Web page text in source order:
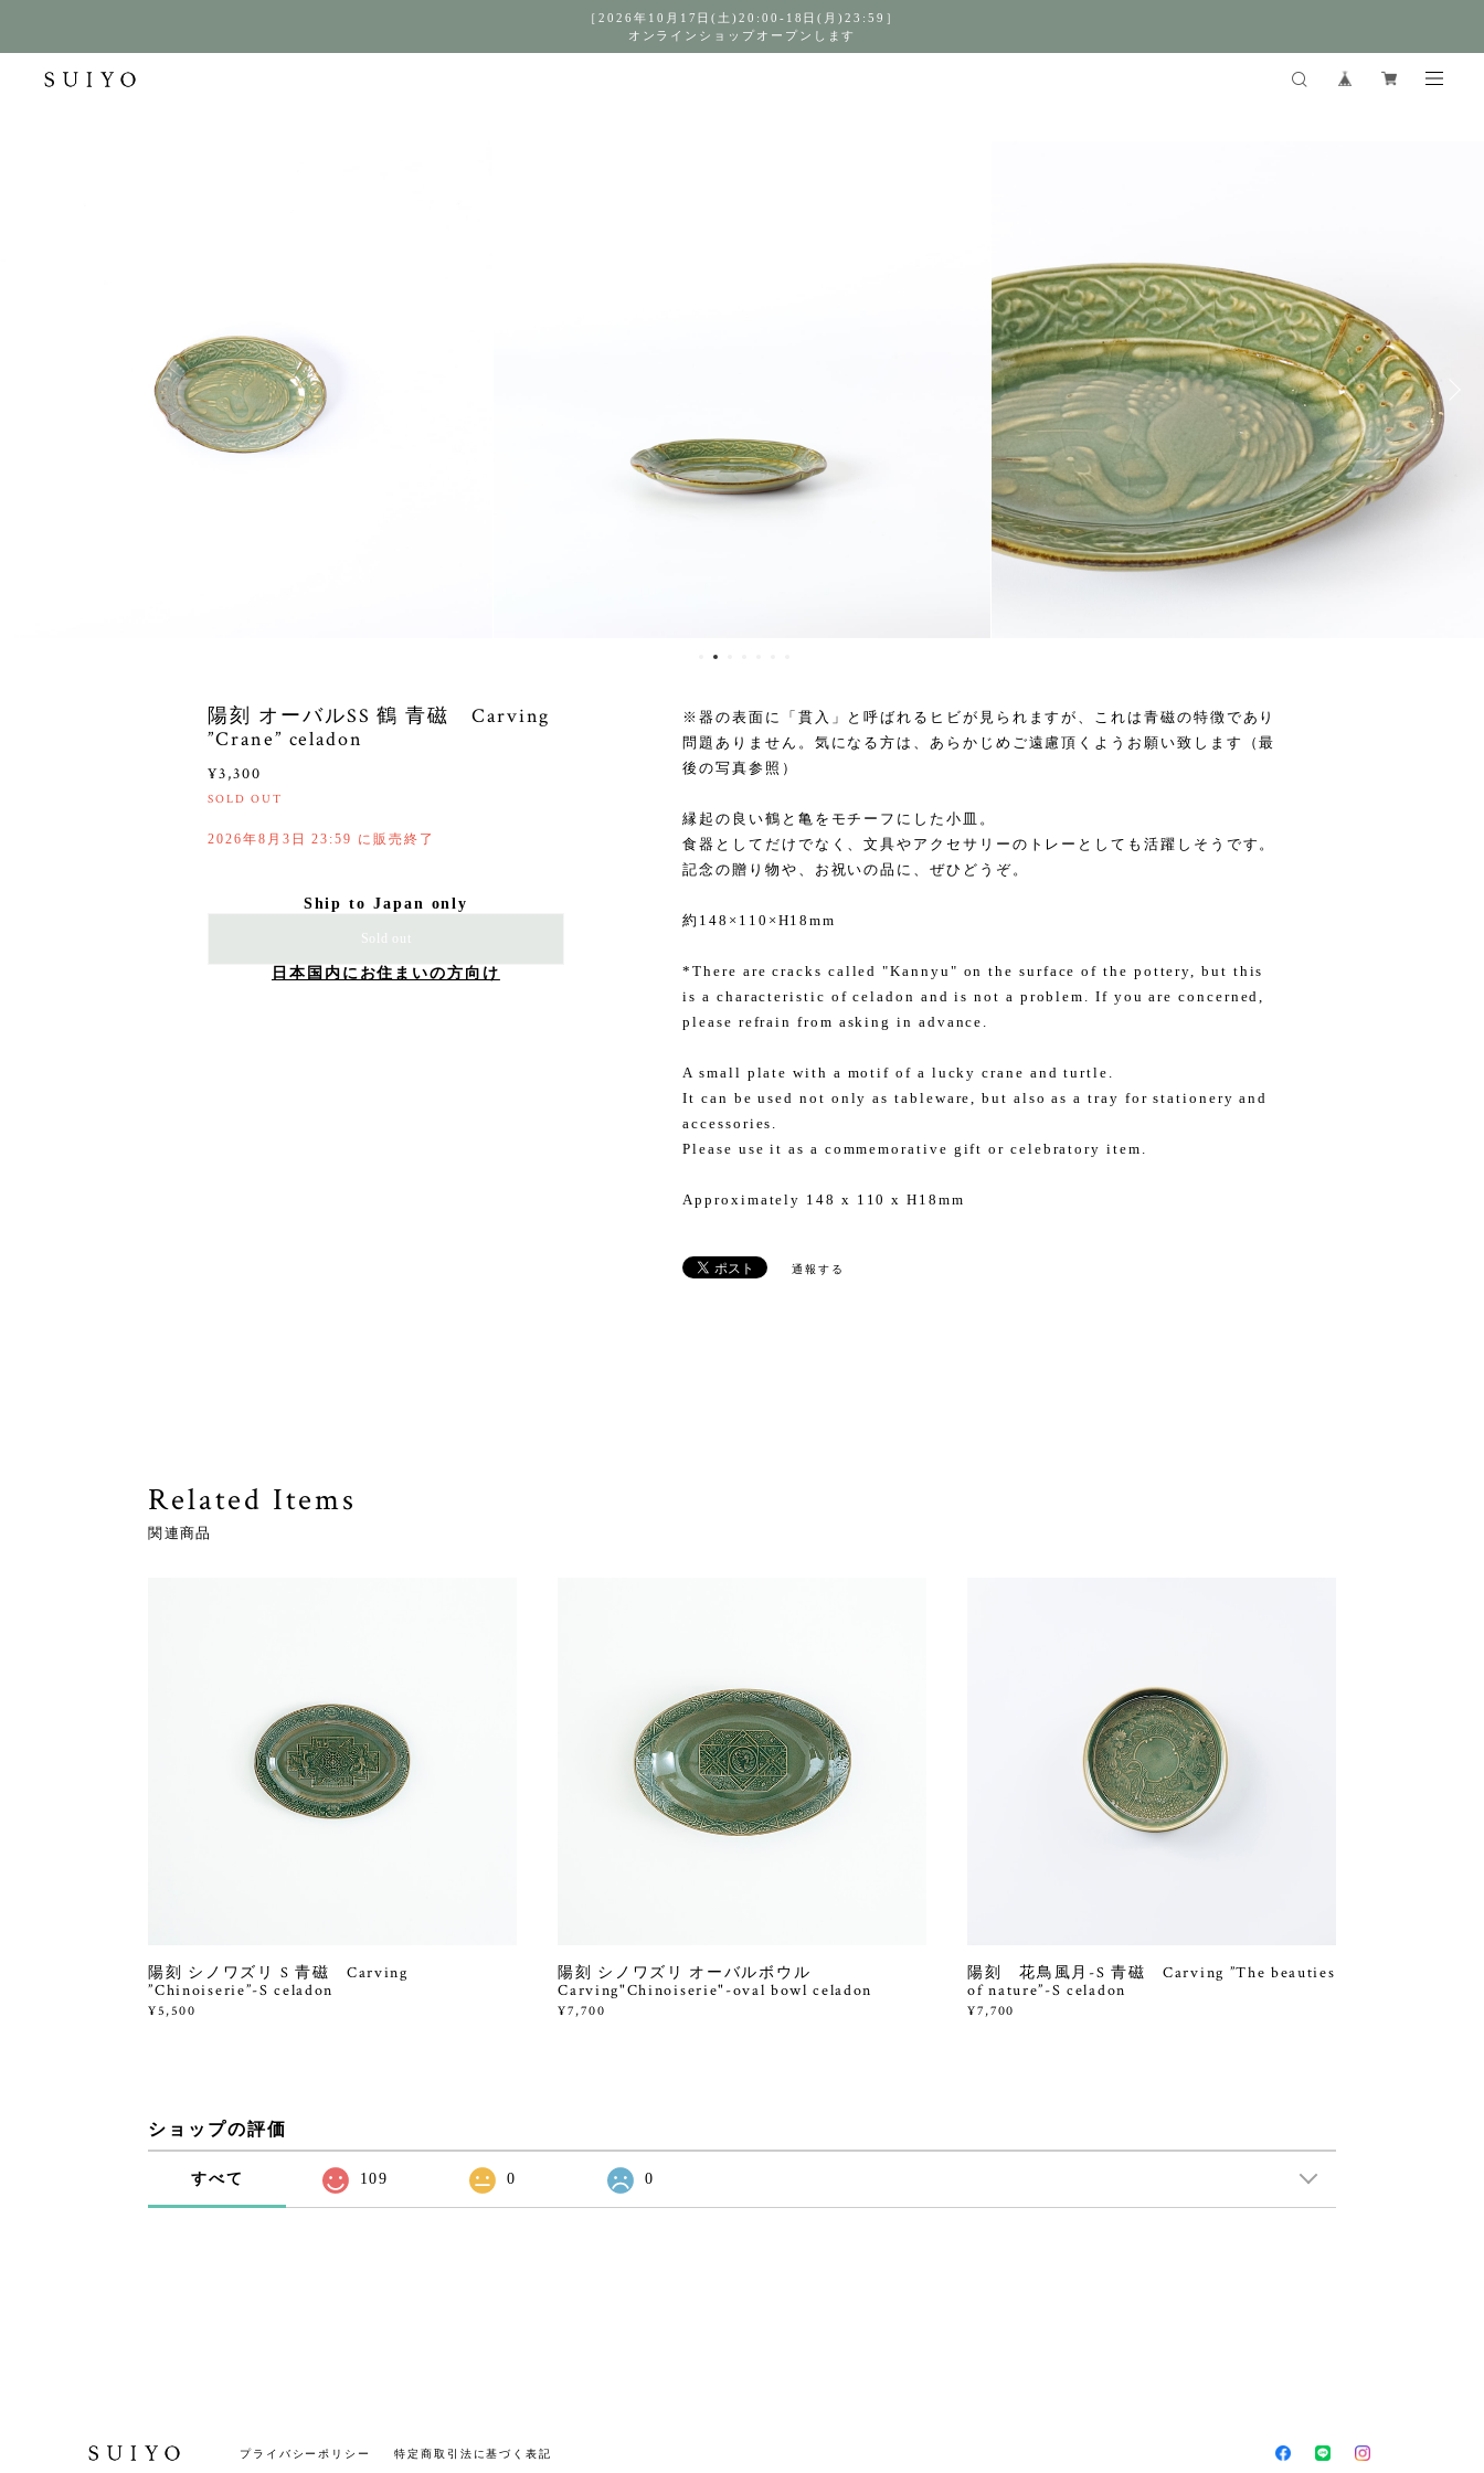
［2026年10月17日(土)20:00-18日(月)23:59］
オンラインショップオープンします
陽刻 オーバルSS 鶴 青磁 Carving
”Crane” celadon
¥3,300
SOLD OUT
2026年8月3日 23:59 に販売終了
Ship to Japan only
Sold out
日本国内にお住まいの方向け
※器の表面に「貫入」と呼ばれるヒビが見られますが、これは青磁の特徴であり
問題ありません。気になる方は、あらかじめご遠慮頂くようお願い致します（最
後の写真参照）
縁起の良い鶴と亀をモチーフにした小皿。
食器としてだけでなく、文具やアクセサリーのトレーとしても活躍しそうです。
記念の贈り物や、お祝いの品に、ぜひどうぞ。
約148×110×H18mm
*There are cracks called "Kannyu" on the surface of the pottery, but this
is a characteristic of celadon and is not a problem. If you are concerned,
please refrain from asking in advance.
A small plate with a motif of a lucky crane and turtle.
It can be used not only as tableware, but also as a tray for stationery and
accessories.
Please use it as a commemorative gift or celebratory item.
Approximately 148 x 110 x H18mm
通報する
Related Items
関連商品
陽刻 シノワズリ S 青磁 Carving
”Chinoiserie”-S celadon
¥5,500
陽刻 シノワズリ オーバルボウル
Carving"Chinoiserie"-oval bowl celadon
¥7,700
陽刻 花鳥風月-S 青磁 Carving ”The beauties
of nature”-S celadon
¥7,700
ショップの評価
すべて 109 0 0
プライバシーポリシー 特定商取引法に基づく表記